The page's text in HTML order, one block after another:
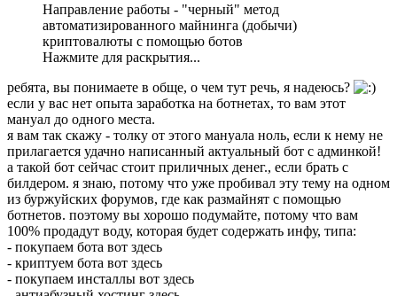
Направление работы - "черный" метод
автоматизированного майнинга (добычи)
криптовалюты с помощью ботов
Нажмите для раскрытия...
ребята, вы понимаете в обще, о чем тут речь, я надеюсь?
если у вас нет опыта заработка на ботнетах, то вам этот
мануал до одного места.
я вам так скажу - толку от этого мануала ноль, если к нему не
прилагается удачно написанный актуальный бот с админкой!
а такой бот сейчас стоит приличных денег., если брать с
билдером. я знаю, потому что уже пробивал эту тему на одном
из буржуйских форумов, где как размайнят с помощью
ботнетов. поэтому вы хорошо подумайте, потому что вам
100% продадут воду, которая будет содержать инфу, типа:
- покупаем бота вот здесь
- криптуем бота вот здесь
- покупаем инсталлы вот здесь